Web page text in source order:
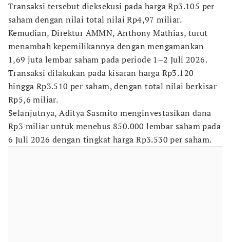
Transaksi tersebut dieksekusi pada harga Rp3.105 per
saham dengan nilai total nilai Rp4,97 miliar.
Kemudian, Direktur AMMN, Anthony Mathias, turut
menambah kepemilikannya dengan mengamankan
1,69 juta lembar saham pada periode 1–2 Juli 2026.
Transaksi dilakukan pada kisaran harga Rp3.120
hingga Rp3.510 per saham, dengan total nilai berkisar
Rp5,6 miliar.
Selanjutnya, Aditya Sasmito menginvestasikan dana
Rp3 miliar untuk menebus 850.000 lembar saham pada
6 Juli 2026 dengan tingkat harga Rp3.530 per saham.